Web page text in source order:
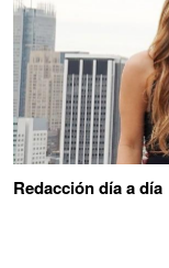
Redacción día a día